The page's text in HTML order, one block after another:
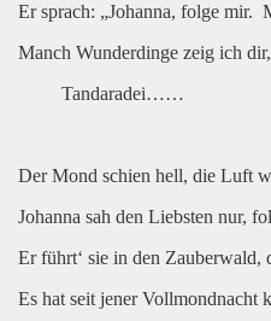
Er sprach: „Johanna, folge mir.
Manch Wunderdinge zeig ich
Tandaradei……
Der Mond schien hell, die Luft
Johanna sah den Liebsten nur,
Er führt‘ sie in den Zauberwald,
Es hat seit jener Vollmondnacht